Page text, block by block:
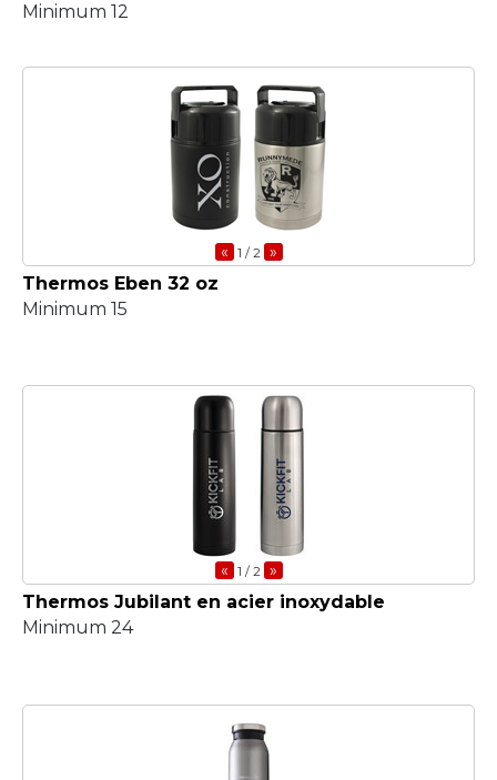
Minimum 12
« 1 / 2 »
Thermos Eben 32 oz
Minimum 15
« 1 / 2 »
Thermos Jubilant en acier inoxydable
Minimum 24